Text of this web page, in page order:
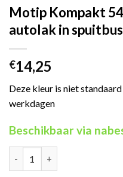
Motip Kompakt
autolak in
€14,25
Deze kleur is niet
werkdagen
Beschikbaar via
Motip Kompakt 54579